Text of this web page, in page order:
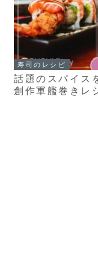
寿司のレシピ
話題のスパイス
創作軍艦巻きレ